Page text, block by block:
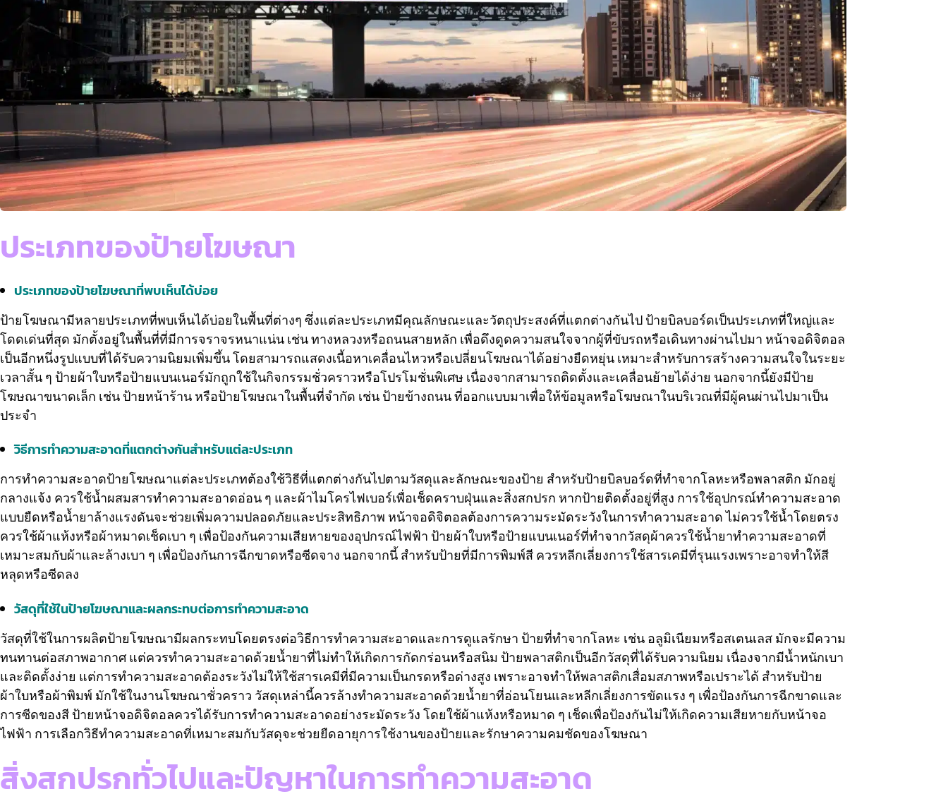
ประเภทของป้ายโฆษณา
ประเภทของป้ายโฆษณาที่พบเห็นได้บ่อย
ป้ายโฆษณามีหลายประเภทที่พบเห็นได้บ่อยในพื้นที่ต่างๆ ซึ่งแต่ละประเภทมีคุณลักษณะและวัตถุประสงค์ที่แตกต่างกันไป ป้ายบิลบอร์ดเป็นประเภทที่ใหญ่และ
โดดเด่นที่สุด มักตั้งอยู่ในพื้นที่ที่มีการจราจรหนาแน่น เช่น ทางหลวงหรือถนนสายหลัก เพื่อดึงดูดความสนใจจากผู้ที่ขับรถหรือเดินทางผ่านไปมา หน้าจอดิจิตอล
เป็นอีกหนึ่งรูปแบบที่ได้รับความนิยมเพิ่มขึ้น โดยสามารถแสดงเนื้อหาเคลื่อนไหวหรือเปลี่ยนโฆษณาได้อย่างยืดหยุ่น เหมาะสำหรับการสร้างความสนใจในระยะ
เวลาสั้น ๆ ป้ายผ้าใบหรือป้ายแบนเนอร์มักถูกใช้ในกิจกรรมชั่วคราวหรือโปรโมชั่นพิเศษ เนื่องจากสามารถติดตั้งและเคลื่อนย้ายได้ง่าย นอกจากนี้ยังมีป้าย
โฆษณาขนาดเล็ก เช่น ป้ายหน้าร้าน หรือป้ายโฆษณาในพื้นที่จำกัด เช่น ป้ายข้างถนน ที่ออกแบบมาเพื่อให้ข้อมูลหรือโฆษณาในบริเวณที่มีผู้คนผ่านไปมาเป็น
ประจำ
วิธีการทำความสะอาดที่แตกต่างกันสำหรับแต่ละประเภท
การทำความสะอาดป้ายโฆษณาแต่ละประเภทต้องใช้วิธีที่แตกต่างกันไปตามวัสดุและลักษณะของป้าย สำหรับป้ายบิลบอร์ดที่ทำจากโลหะหรือพลาสติก มักอยู่
กลางแจ้ง ควรใช้น้ำผสมสารทำความสะอาดอ่อน ๆ และผ้าไมโครไฟเบอร์เพื่อเช็ดคราบฝุ่นและสิ่งสกปรก หากป้ายติดตั้งอยู่ที่สูง การใช้อุปกรณ์ทำความสะอาด
แบบยืดหรือน้ำยาล้างแรงดันจะช่วยเพิ่มความปลอดภัยและประสิทธิภาพ หน้าจอดิจิตอลต้องการความระมัดระวังในการทำความสะอาด ไม่ควรใช้น้ำโดยตรง
ควรใช้ผ้าแห้งหรือผ้าหมาดเช็ดเบา ๆ เพื่อป้องกันความเสียหายของอุปกรณ์ไฟฟ้า ป้ายผ้าใบหรือป้ายแบนเนอร์ที่ทำจากวัสดุผ้าควรใช้น้ำยาทำความสะอาดที่
เหมาะสมกับผ้าและล้างเบา ๆ เพื่อป้องกันการฉีกขาดหรือซีดจาง นอกจากนี้ สำหรับป้ายที่มีการพิมพ์สี ควรหลีกเลี่ยงการใช้สารเคมีที่รุนแรงเพราะอาจทำให้สี
หลุดหรือซีดลง
วัสดุที่ใช้ในป้ายโฆษณาและผลกระทบต่อการทำความสะอาด
วัสดุที่ใช้ในการผลิตป้ายโฆษณามีผลกระทบโดยตรงต่อวิธีการทำความสะอาดและการดูแลรักษา ป้ายที่ทำจากโลหะ เช่น อลูมิเนียมหรือสเตนเลส มักจะมีความ
ทนทานต่อสภาพอากาศ แต่ควรทำความสะอาดด้วยน้ำยาที่ไม่ทำให้เกิดการกัดกร่อนหรือสนิม ป้ายพลาสติกเป็นอีกวัสดุที่ได้รับความนิยม เนื่องจากมีน้ำหนักเบา
และติดตั้งง่าย แต่การทำความสะอาดต้องระวังไม่ให้ใช้สารเคมีที่มีความเป็นกรดหรือด่างสูง เพราะอาจทำให้พลาสติกเสื่อมสภาพหรือเปราะได้ สำหรับป้าย
ผ้าใบหรือผ้าพิมพ์ มักใช้ในงานโฆษณาชั่วคราว วัสดุเหล่านี้ควรล้างทำความสะอาดด้วยน้ำยาที่อ่อนโยนและหลีกเลี่ยงการขัดแรง ๆ เพื่อป้องกันการฉีกขาดและ
การซีดของสี ป้ายหน้าจอดิจิตอลควรได้รับการทำความสะอาดอย่างระมัดระวัง โดยใช้ผ้าแห้งหรือหมาด ๆ เช็ดเพื่อป้องกันไม่ให้เกิดความเสียหายกับหน้าจอ
ไฟฟ้า การเลือกวิธีทำความสะอาดที่เหมาะสมกับวัสดุจะช่วยยืดอายุการใช้งานของป้ายและรักษาความคมชัดของโฆษณา
สิ่งสกปรกทั่วไปและปัญหาในการทำความสะอาด